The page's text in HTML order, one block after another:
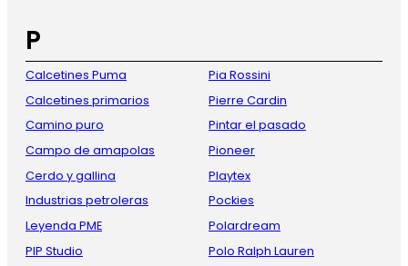
P
Calcetines Puma
Calcetines primarios
Camino puro
Campo de amapolas
Cerdo y gallina
Industrias petroleras
Leyenda PME
PIP Studio
Pia Rossini
Pierre Cardin
Pintar el pasado
Pioneer
Playtex
Pockies
Polardream
Polo Ralph Lauren